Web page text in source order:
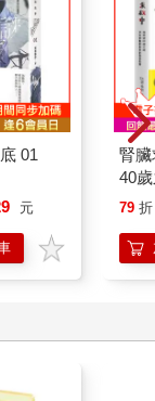
01
元
腎
40
就
79 折